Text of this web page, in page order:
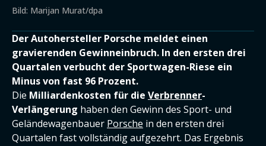
Bild: Marijan Murat/dpa
Der Autohersteller Porsche meldet einen
gravierenden Gewinneinbruch. In den ersten drei
Quartalen verbucht der Sportwagen-Riese ein
Minus von fast 96 Prozent.
Die Milliardenkosten für die Verbrenner-
Verlängerung haben den Gewinn des Sport- und
Geländewagenbauer Porsche in den ersten drei
Quartalen fast vollständig aufgezehrt. Das Ergebnis